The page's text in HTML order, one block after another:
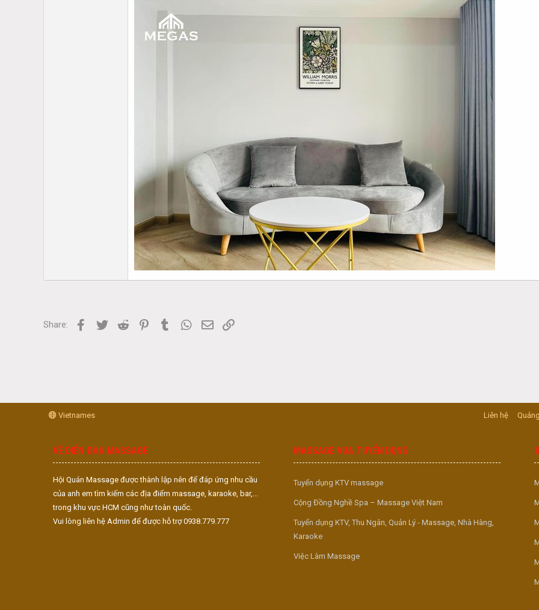
Share: Facebook
Twitter Reddit PinterestTumblr WhatsApp
Email
Vietnames Liên hệ
VỀ DIỄN ĐÀN MASSAGE
Hội Quán Massage được thành lập nên để đáp ứng nhu cầu
của anh em tìm kiếm các địa điểm massage, karaoke, bar,...
trong khu vực HCM cũng như toàn quốc.
Vui lòng liên hệ Admin để được hỗ trợ 0938.779.777
MASSAGE VUA TUYỂN DỤNG
Tuyển dụng KTV massage
Cộng Đồng Nghề Spa – Massage Việt Nam
Tuyển dụng KTV, Thu Ngân, Quản Lý - Massage, Nhà Hàng,
Karaoke
Việc Làm Massage